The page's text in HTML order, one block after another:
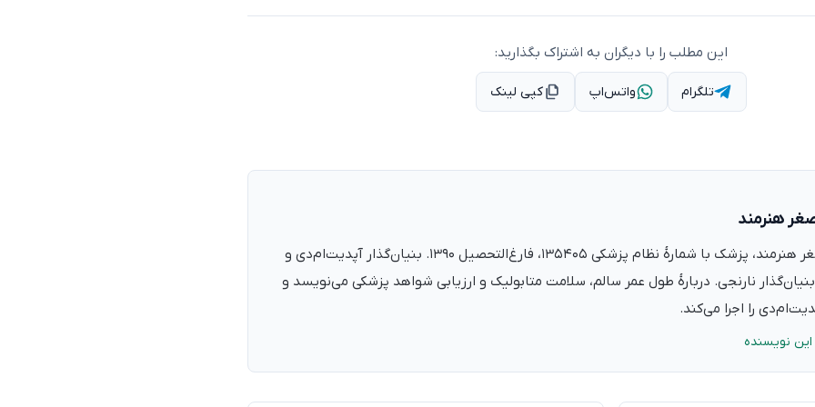
این مطلب را با دیگران به اشتراک بگذارید:
تلگرام واتس‌اپ کپی لینک
هنرمند
دکتر علی‌اصغر هنرمند، پزشک با شمارهٔ نظام پزشکی ۱۳۵۴۰۵، فارغ‌التحصیل ۱۳۹۰. بنیان‌گذار آپدیت‌ام‌دی و
نارنجی. دربارهٔ طول عمر سالم، سلامت متابولیک و ارزیابی شواهد پزشکی می‌نویسد و
را اجرا می‌کند.
نویسنده